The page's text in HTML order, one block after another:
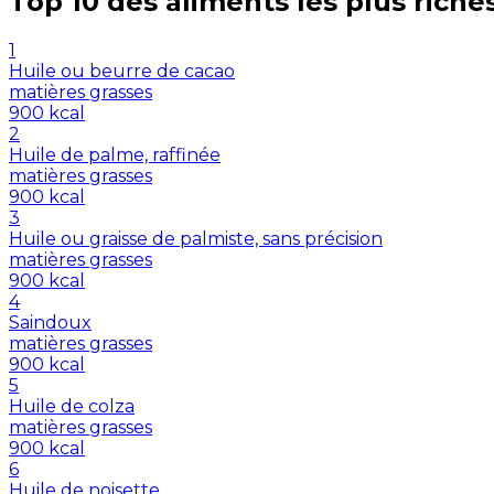
1
Huile ou beurre de cacao
matières grasses
900 kcal
2
Huile de palme, raffinée
matières grasses
900 kcal
3
Huile ou graisse de palmiste, sans précision
matières grasses
900 kcal
4
Saindoux
matières grasses
900 kcal
5
Huile de colza
matières grasses
900 kcal
6